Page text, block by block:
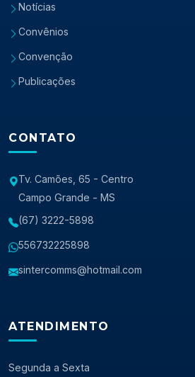
Notícias
Convênios
Convenção
Publicações
CONTATO
Tv. Camões, 65 - Centro
Campo Grande - MS
(67) 3222-5898
556732225898
sintercomms@hotmail.com
ATENDIMENTO
Segunda a Sexta